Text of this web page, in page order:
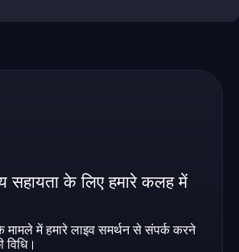
सहायता के लिए हमारे कलह में
मामले में हमारे लाइव समर्थन से संपर्क करने